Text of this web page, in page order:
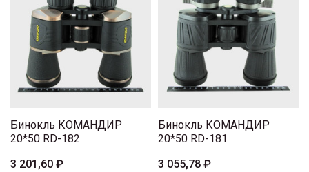
Бинокль КОМАНДИР
20*50 RD-182
3 201,60 ₽
Бинокль КОМАНДИР
20*50 RD-181
3 055,78 ₽